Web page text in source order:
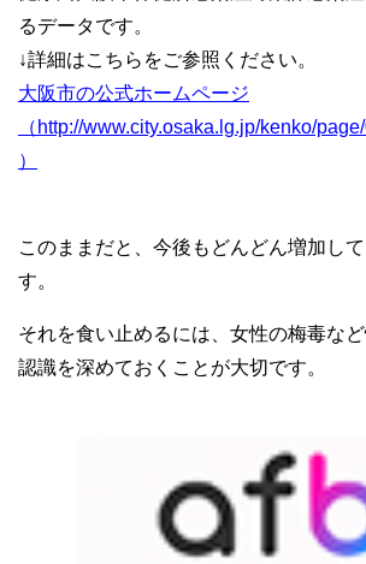
るデータです。
↓詳細はこちらをご参照ください。
大阪市の公式ホームページ
（http://www.city.osaka.lg.jp/kenko/
）
このままだと、今後もどんどん増加し
す。
それを食い止めるには、女性の梅毒な
認識を深めておくことが大切です。